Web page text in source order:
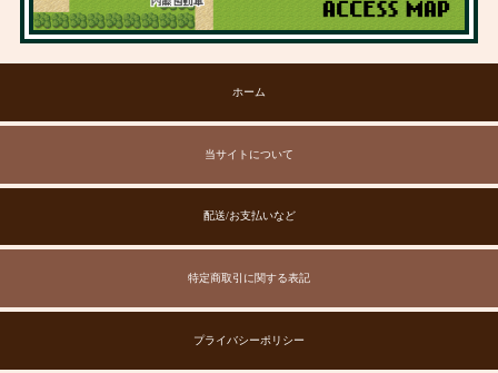
ホーム
当サイトについて
配送/お支払いなど
特定商取引に関する表記
プライバシーポリシー